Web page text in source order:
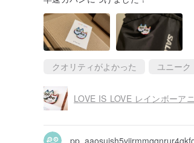
クオリティがよかった ユニーク
LOVE IS LOVE レインボーア